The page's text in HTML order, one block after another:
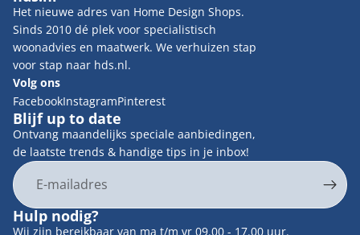
Het nieuwe adres van Home Design Shops.
Sinds 2010 dé plek voor specialistisch
woonadvies en maatwerk. We verhuizen stap
voor stap naar hds.nl.
Volg ons
FacebookInstagramPinterest
Blijf up to date
Ontvang maandelijks speciale aanbiedingen,
de laatste trends & handige tips in je inbox!
E-mail
Hulp nodig?
Wij zijn bereikbaar van ma t/m vr 09.00 - 17.00 uur.
Privacybeleid
Contactgegevens